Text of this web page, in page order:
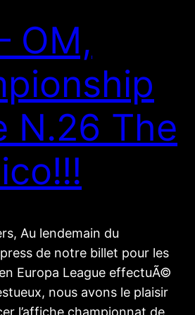
OM,
N.26 The
Au lendemain du
de notre billet pour les
Europa League effectuÃ©
nous avons le plaisir
l’affiche championnat de